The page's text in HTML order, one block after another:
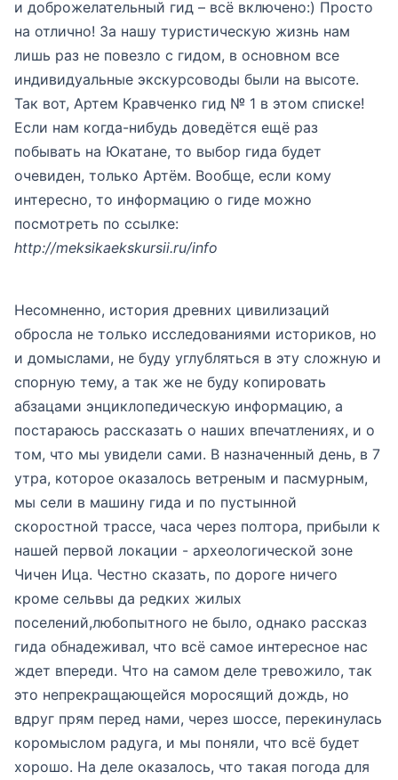
и доброжелательный гид – всё включено:) Просто
на отлично! За нашу туристическую жизнь нам
лишь раз не повезло с гидом, в основном все
индивидуальные экскурсоводы были на высоте.
Так вот, Артем Кравченко гид № 1 в этом списке!
Если нам когда-нибудь доведётся ещё раз
побывать на Юкатане, то выбор гида будет
очевиден, только Артём. Вообще, если кому
интересно, то информацию о гиде можно
посмотреть по ссылке:
http://meksikaekskursii.ru/info
Несомненно, история древних цивилизаций
обросла не только исследованиями историков, но
и домыслами, не буду углубляться в эту сложную и
спорную тему, а так же не буду копировать
абзацами энциклопедическую информацию, а
постараюсь рассказать о наших впечатлениях, и о
том, что мы увидели сами. В назначенный день, в 7
утра, которое оказалось ветреным и пасмурным,
мы сели в машину гида и по пустынной
скоростной трассе, часа через полтора, прибыли к
нашей первой локации - археологической зоне
Чичен Ица. Честно сказать, по дороге ничего
кроме сельвы да редких жилых
поселений,любопытного не было, однако рассказ
гида обнадеживал, что всё самое интересное нас
ждет впереди. Что на самом деле тревожило, так
это непрекращающейся моросящий дождь, но
вдруг прям перед нами, через шоссе, перекинулась
коромыслом радуга, и мы поняли, что всё будет
хорошо. На деле оказалось, что такая погода для